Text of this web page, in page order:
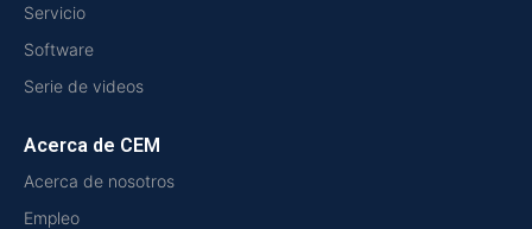
Servicio
Software
Serie de videos
Acerca de CEM
Acerca de nosotros
Empleo